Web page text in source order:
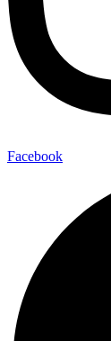
Facebook